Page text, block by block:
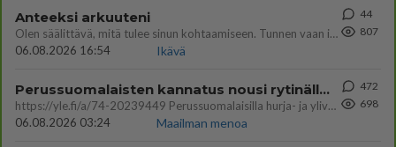
Anteeksi arkuuteni
Olen säälittävä, mitä tulee sinun kohtaamiseen. Tunnen vaan itseni todella epävarmaksi sun kanssa. Jos minun olisi pitän
06.08.2026 16:54
Ikävä
44
807
Perussuomalaisten kannatus nousi rytinällä Ylen tänään julkaisemassa tuoreimmassa gallup-kyselyssä.
https://yle.fi/a/74-20239449 Perussuomalaisilla hurja- ja ylivoimaisesti suurin nousu tässä uudessa Ylen gallupissa. Kyl
06.08.2026 03:24
Maailman menoa
472
698